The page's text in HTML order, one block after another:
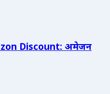
Discount: अमेजन